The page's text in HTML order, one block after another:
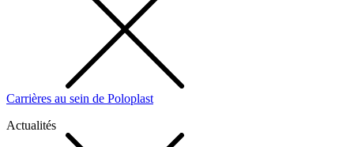
Carrières au sein de Poloplast
Actualités